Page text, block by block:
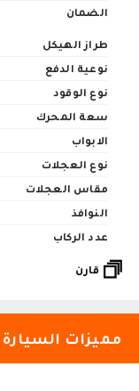
الضمان
طراز الهيكل
نوعية الدفع
نوع الوقود
سعة المحرك
الابواب
نوع العجلات
مقاس العجلات
النوافذ
عدد الركاب
قارن
مميزات السيارة